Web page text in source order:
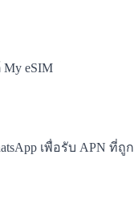
eSIM
เพื่อรับ APN ที่